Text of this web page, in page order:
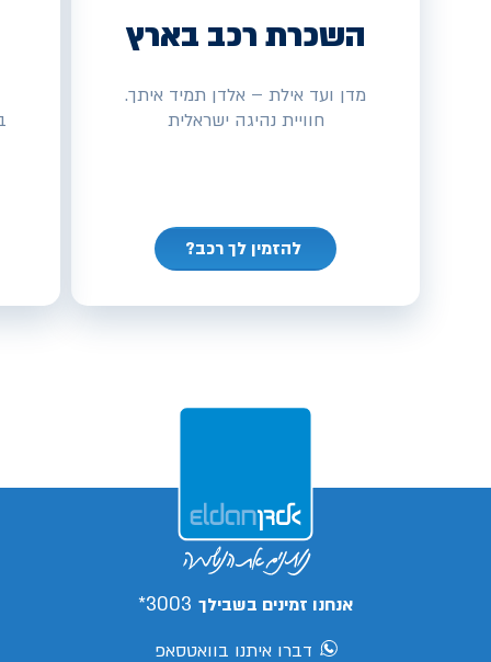
השכרת רכב בארץ
מדן ועד אילת – אלדן תמיד איתך.
חוויית נהיגה ישראלית
להזמין לך רכב?
אנחנו זמינים בשבילך 3003*
דברו איתנו בוואטסאפ